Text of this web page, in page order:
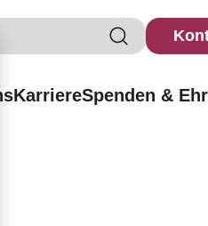
KarriereSpenden &